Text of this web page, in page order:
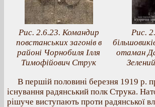
Рис. 2.6.23. Командир
повстанських загонів в
районі Чорнобиля Ілля
Тимофійович Струк
Рис.
отаман
В першій половині березня 1919 р.
існування радянський полк Струка.
рішуче виступають проти радянської